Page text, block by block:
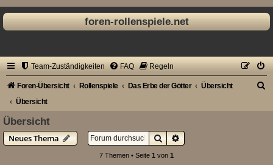
foren-rollenspiele.net
Team-Zuständigkeiten FAQ Regeln
Foren-Übersicht Rollenspiele Das Erbe der Götter
Übersicht
Übersicht
Übersicht
Neues Thema
SucheErweiterte Suche
7 Themen • Seite 1 von 1